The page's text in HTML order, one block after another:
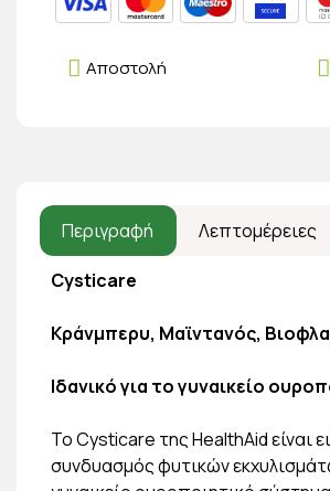
Αποστολή
Περιγραφή Λεπτομέρειες
Cysticare
Κράνμπερυ, Μαϊντανός,
Ιδανικό για το γυναικείο
Το Cysticare της HealthAid είναι
συνδυασµός φυτικών